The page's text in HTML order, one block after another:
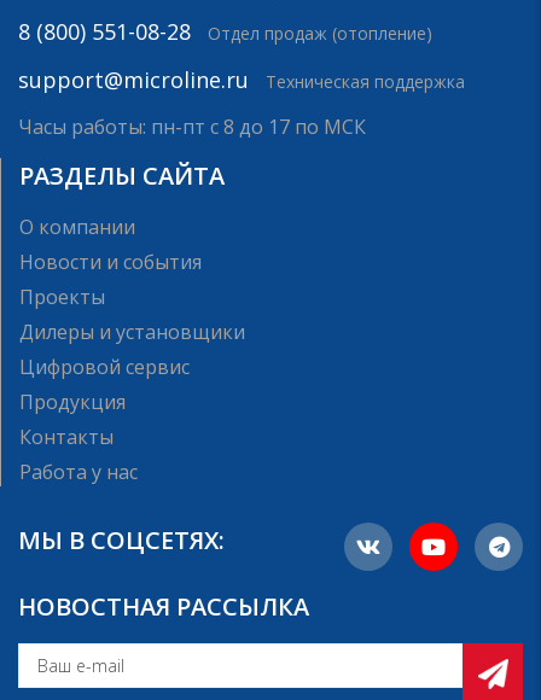
8 (800) 551-08-28 Отдел продаж (отопление)
support@microline.ru Техническая поддержка
Часы работы: пн-пт с 8 до 17 по МСК
РАЗДЕЛЫ САЙТА
О компании
Новости и события
Проекты
Дилеры и установщики
Цифровой сервис
Продукция
Контакты
Работа у нас
МЫ В СОЦСЕТЯХ:
НОВОСТНАЯ РАССЫЛКА